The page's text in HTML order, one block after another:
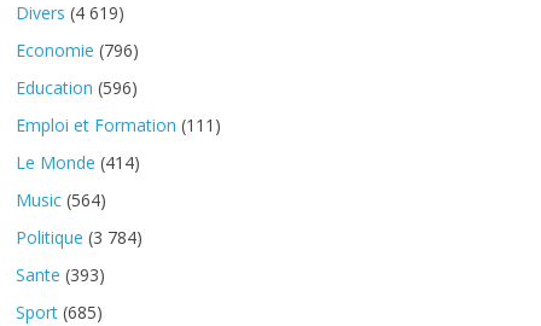
Divers (4 619)
Economie (796)
Education (596)
Emploi et Formation (111)
Le Monde (414)
Music (564)
Politique (3 784)
Sante (393)
Sport (685)